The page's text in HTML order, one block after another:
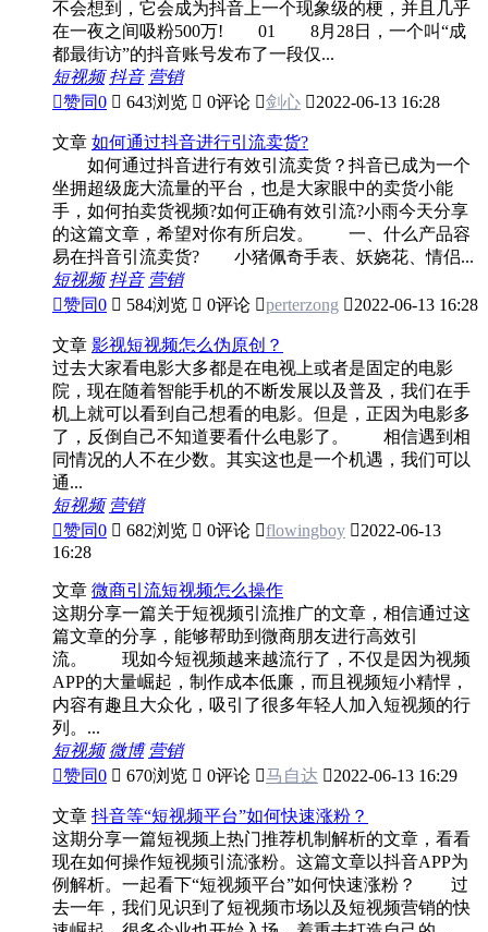
不会想到，它会成为抖音上一个现象级的梗，并且几乎
在一夜之间吸粉500万! 01 8月28日，一个叫“成
都最街访”的抖音账号发布了一段仅...
短视频 抖音 营销
赞同0  643浏览  0评论 剑心 2022-06-13 16:28
文章 如何通过抖音进行引流卖货?
如何通过抖音进行有效引流卖货？抖音已成为一个
坐拥超级庞大流量的平台，也是大家眼中的卖货小能
手，如何拍卖货视频?如何正确有效引流?小雨今天分享
的这篇文章，希望对你有所启发。 一、什么产品容
易在抖音引流卖货? 小猪佩奇手表、妖娆花、情侣...
短视频 抖音 营销
赞同0  584浏览  0评论 perterzong 2022-06-13 16:28
文章 影视短视频怎么伪原创？
过去大家看电影大多都是在电视上或者是固定的电影
院，现在随着智能手机的不断发展以及普及，我们在手
机上就可以看到自己想看的电影。但是，正因为电影多
了，反倒自己不知道要看什么电影了。 相信遇到相
同情况的人不在少数。其实这也是一个机遇，我们可以
通...
短视频 营销
赞同0  682浏览  0评论 flowingboy 2022-06-13
16:28
文章 微商引流短视频怎么操作
这期分享一篇关于短视频引流推广的文章，相信通过这
篇文章的分享，能够帮助到微商朋友进行高效引
流。 现如今短视频越来越流行了，不仅是因为视频
APP的大量崛起，制作成本低廉，而且视频短小精悍，
内容有趣且大众化，吸引了很多年轻人加入短视频的行
列。...
短视频 微博 营销
赞同0  670浏览  0评论 马自达 2022-06-13 16:29
文章 抖音等“短视频平台”如何快速涨粉？
这期分享一篇短视频上热门推荐机制解析的文章，看看
现在如何操作短视频引流涨粉。这篇文章以抖音APP为
例解析。一起看下“短视频平台”如何快速涨粉？ 过
去一年，我们见识到了短视频市场以及短视频营销的快